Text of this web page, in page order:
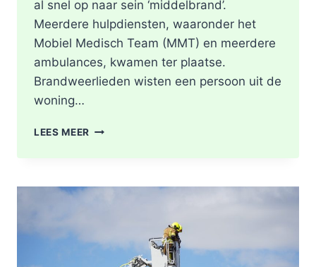
al snel op naar sein ‘middelbrand’.
Meerdere hulpdiensten, waaronder het
Mobiel Medisch Team (MMT) en meerdere
ambulances, kwamen ter plaatse.
Brandweerlieden wisten een persoon uit de
woning…
LEES MEER DODE
WONING
SENIORENFLAT
WATERTORENWEG